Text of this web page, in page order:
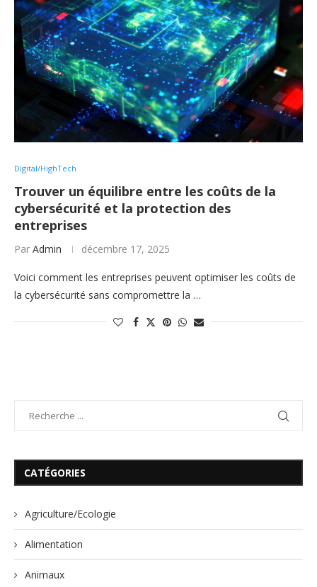
Digital/HighTech
Trouver un équilibre entre les coûts de la
cybersécurité et la protection des
entreprises
Par Admin décembre 17, 2025
Voici comment les entreprises peuvent optimiser les coûts de
la cybersécurité sans compromettre la …
CATÉGORIES
Agriculture/Ecologie
Alimentation
Animaux